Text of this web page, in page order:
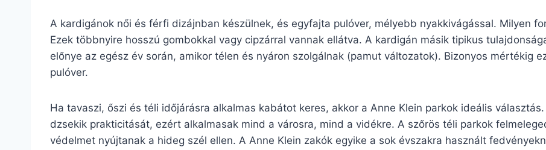
A kardigánok női és férfi dizájnban készülnek, és egyfajta pulóver, mélyebb nyakkivágással. Milyen
Ezek többnyire hosszú gombokkal vagy cipzárral vannak ellátva. A kardigán másik tipikus
előnye az egész év során, amikor télen és nyáron szolgálnak (pamut változatok). Bizonyos mértékig
pulóver.
Ha tavaszi, őszi és téli időjárásra alkalmas kabátot keres, akkor a Anne Klein parkok ideális
dzsekik prakticitását, ezért alkalmasak mind a városra, mind a vidékre. A szőrös téli parkok
védelmet nyújtanak a hideg szél ellen. A Anne Klein zakók egyike a sok évszakra használt